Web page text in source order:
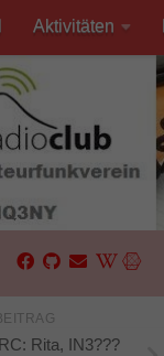
Aktivitäten
Rita, IN3???